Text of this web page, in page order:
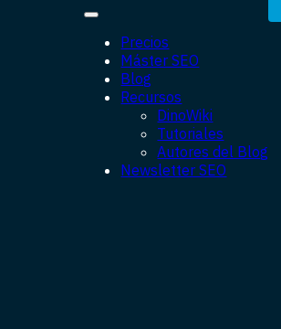
Precios
Máster SEO
Blog
Recursos
DinoWiki
Tutoriales
Autores del Blog
Newsletter SEO